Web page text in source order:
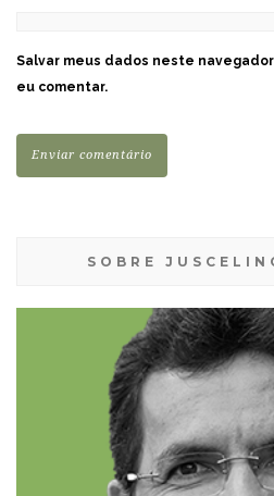
Salvar meus dados neste
eu comentar.
SOBRE